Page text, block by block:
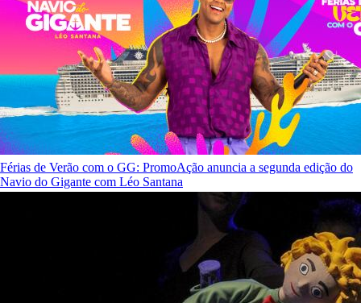
Férias de Verão com o GG: PromoAção anuncia a segunda edição do
Navio do Gigante com Léo Santana